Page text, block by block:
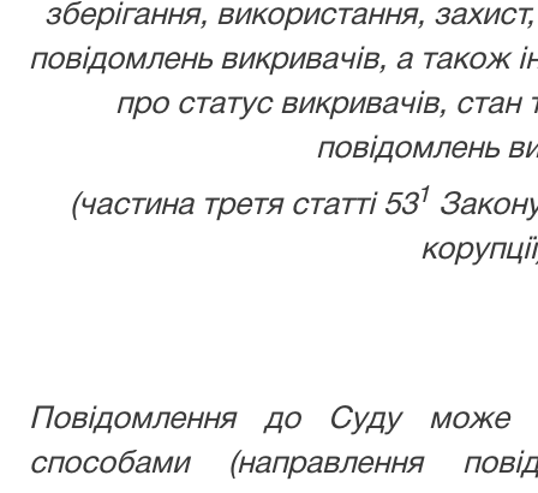
зберігання, використання,
повідомлень викривачів, а також
про статус викривачів, стан
повідомлень
(частина третя статті 531
Повідомлення до Суду може
способами (направлення